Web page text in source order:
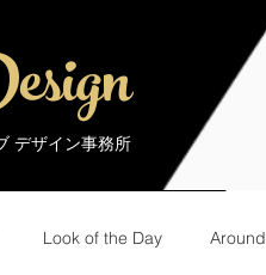
デザイン事務所
Look of the Day